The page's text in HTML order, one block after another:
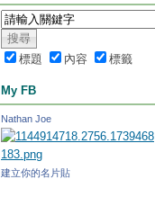
標題 內容 標籤
My FB
Nathan Joe
建立你的名片貼